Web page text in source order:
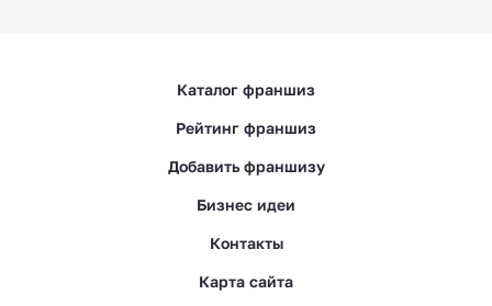
Каталог франшиз
Рейтинг франшиз
Добавить франшизу
Бизнес идеи
Контакты
Карта сайта